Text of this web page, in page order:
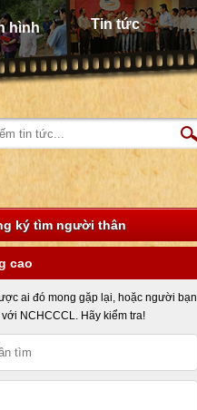
hình Tin tức
ký tìm người thân
cao
ai đó mong gặp lại, hoặc người bạn
NCHCCCL. Hãy kiểm tra!